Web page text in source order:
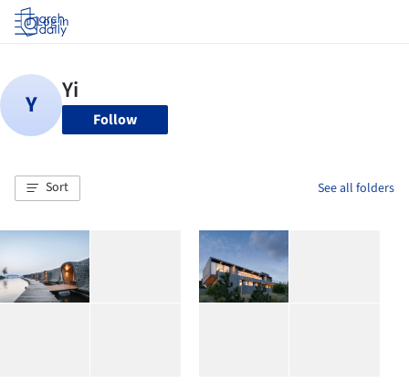
Log in
Follow
Sort See all folders